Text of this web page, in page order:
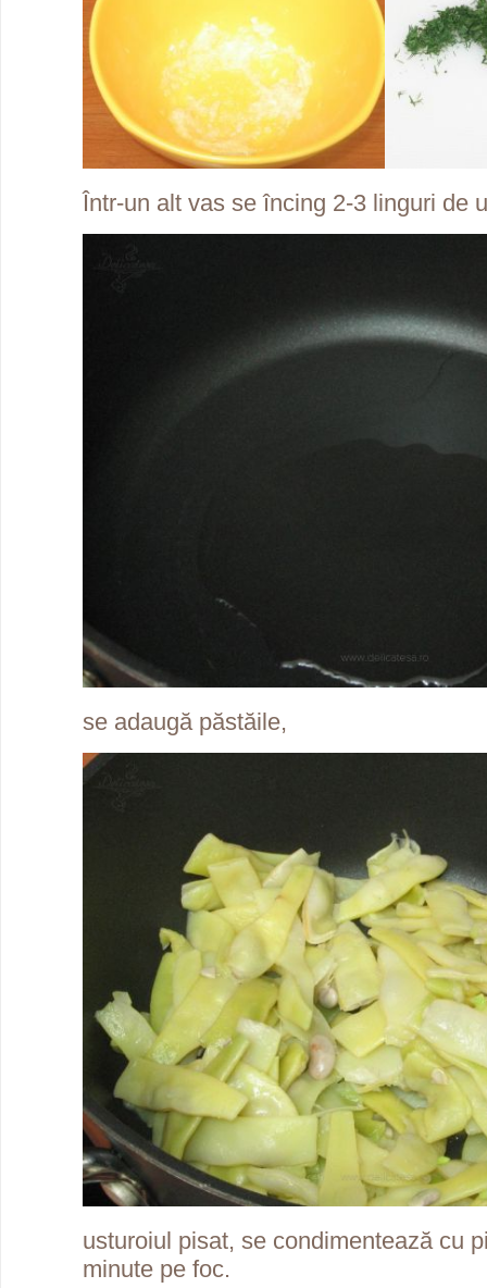
Într-un alt vas se încing 2-3 linguri de
se adaugă păstăile,
usturoiul pisat, se condimentează cu
minute pe foc.